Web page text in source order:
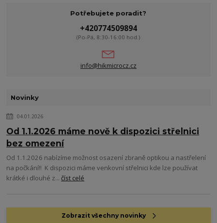
Potřebujete poradit?
+420774509894
(Po-Pá, 8:30-16:00 hod.)
info@hikmicrocz.cz
Novinky
04.01.2026
Od 1.1.2026 máme nově k dispozici střelnici
bez omezení
Od 1.1.2026 nabízíme možnost osazení zbraně optikou a nastřelení
na počkání!! K dispozici máme venkovní střelnici kde lze používat
krátké i dlouhé z...číst celé
Zobrazit všechny novinky